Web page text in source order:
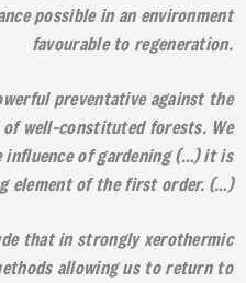
possible in an environment
favourable to regeneration.
preventative against the
well-constituted forests. We
influence of gardening (…) it is
element of the first order. (…)
that in strongly xerothermic
allowing us to return to